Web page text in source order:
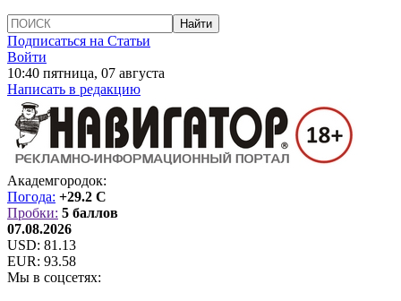
Подписаться на Статьи
Войти
10:40 пятница, 07 августа
Написать в редакцию
Академгородок:
Погода: +29.2 C
Пробки: 5 баллов
07.08.2026
USD: 81.13
EUR: 93.58
Мы в соцсетях: